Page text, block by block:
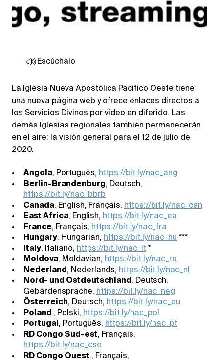
Escúchalo
La Iglesia Nueva Apostólica Pacífico Oeste tiene
una nueva página web y ofrece enlaces directos a
los Servicios Divinos por vídeo en diferido. Las
demás Iglesias regionales también permanecerán
en el aire: la visión general para el 12 de julio de
2020.
Angola, Português, https://bit.ly/nac_ang
Berlin-Brandenburg, Deutsch,
https://bit.ly/nac_bbrb
Canada, English, Français, https://bit.ly/nac_can
East Africa, English, https://bit.ly/nac_ea
France, Français, https://bit.ly/nac_fra
Hungary, Hungarian, https://bit.ly/nac_hu ***
Italy, Italiano, https://bit.ly/nac_it *
Moldova, Moldavian, https://bit.ly/nac_ro
Nederland, Nederlands, https://bit.ly/nac_nl
Nord- und Ostdeutschland, Deutsch,
Gebärdensprache, https://bit.ly/nac_neg
Österreich, Deutsch, https://bit.ly/nac_au
Poland , Polski, https://bit.ly/nac_pol
Portugal, Português, https://bit.ly/nac_pt
RD Congo Sud-est, Français,
https://bit.ly/nac_cse
RD Congo Ouest., Français,